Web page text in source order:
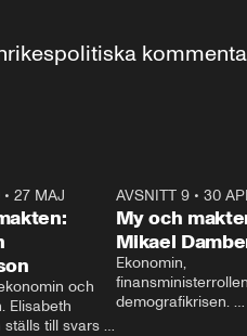
•27 MAJ
och
Elisabeth
ställs till svars
AVSNITT 9• 30
My och
Mikael
Ekonomin,
demografikrisen.